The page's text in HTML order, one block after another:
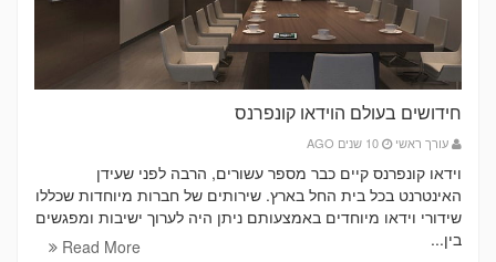
חידושים בעולם הוידאו קונפרנס
עורך ראשי
וידאו קונפרנס קיים כבר מספר עשורים, הרבה לפני שעידן
האינטרנט בכל בית החל בארץ. שירותים של חברות מיוחדות שכללו
שידורי וידאו מיוחדים באמצעותם ניתן היה לערוך ישיבות ומפגשים
בין...
Read More